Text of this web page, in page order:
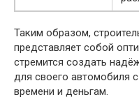
Таким образом,
представляет собой
стремится создать
для своего автомобиля
времени и деньгам.